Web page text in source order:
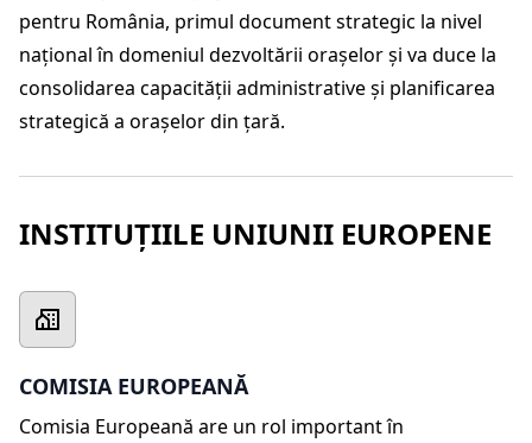
pentru România, primul document strategic la nivel
național în domeniul dezvoltării orașelor și va duce la
consolidarea capacității administrative și planificarea
strategică a orașelor din țară.
INSTITUȚIILE UNIUNII EUROPENE
COMISIA EUROPEANĂ
Comisia Europeană are un rol important în